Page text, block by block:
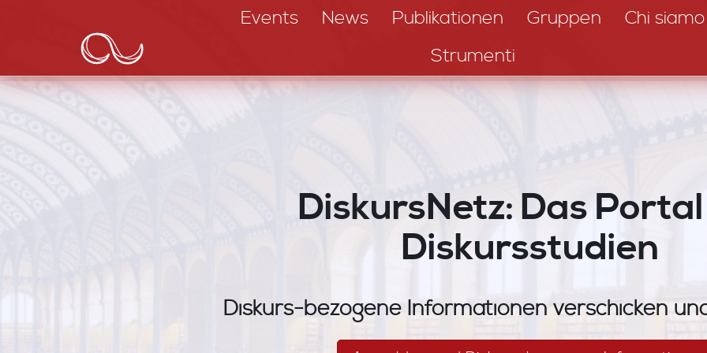
navigation
Events News Publikationen Gruppen
Chi siamo
Strumenti
DiskursNetz: Das
Diskursstudien
Diskurs-bezogene Informationen verschicken